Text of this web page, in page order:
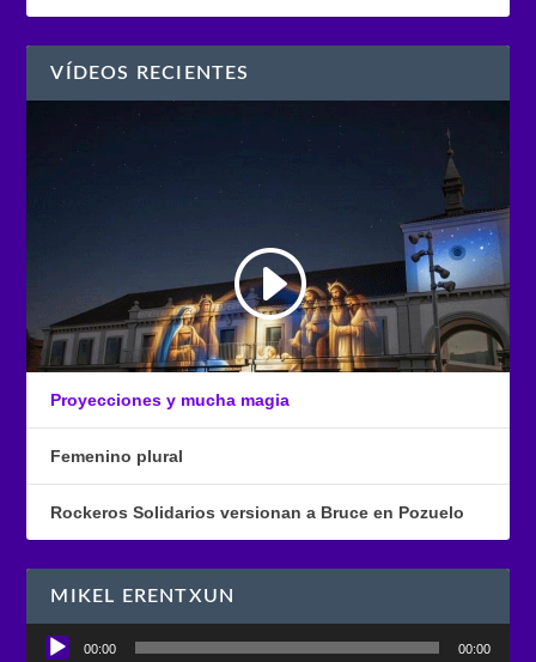
VÍDEOS RECIENTES
Proyecciones y mucha magia
Femenino plural
Rockeros Solidarios versionan a Bruce en Pozuelo
MIKEL ERENTXUN
Reproductor
00:00 00:00